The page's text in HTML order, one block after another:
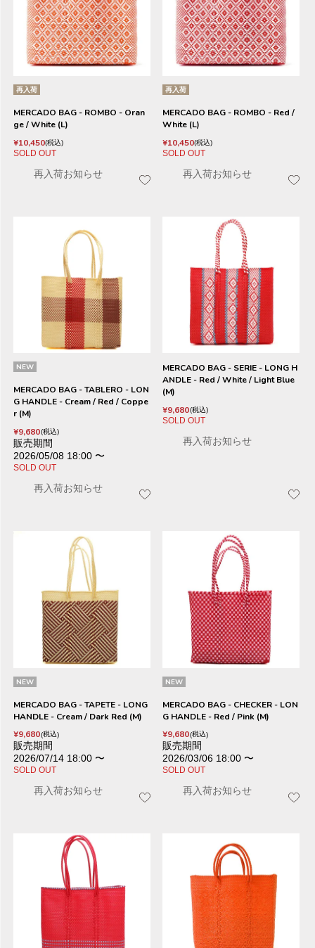
再入荷
MERCADO BAG - ROMBO - Oran
ge / White (L)
¥10,450 税込
SOLD OUT
再入荷お知らせ
再入荷
MERCADO BAG - ROMBO - Red /
White (L)
¥10,450 税込
SOLD OUT
再入荷お知らせ
NEW
MERCADO BAG - TABLERO - LON
G HANDLE - Cream / Red / Coppe
r (M)
¥9,680 税込
販売期間
2026/05/08 18:00 〜
SOLD OUT
再入荷お知らせ
MERCADO BAG - SERIE - LONG H
ANDLE - Red / White / Light Blue
(M)
¥9,680 税込
SOLD OUT
再入荷お知らせ
NEW
MERCADO BAG - TAPETE - LONG
HANDLE - Cream / Dark Red (M)
¥9,680 税込
販売期間
2026/07/14 18:00 〜
SOLD OUT
再入荷お知らせ
NEW
MERCADO BAG - CHECKER - LON
G HANDLE - Red / Pink (M)
¥9,680 税込
販売期間
2026/03/06 18:00 〜
SOLD OUT
再入荷お知らせ